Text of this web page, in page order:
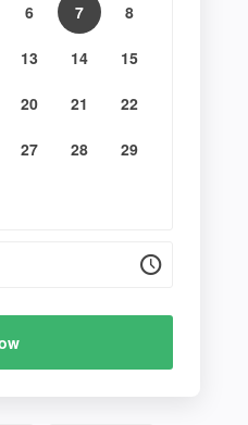
6 7 8
13 14 15
20 21 22
27 28 29